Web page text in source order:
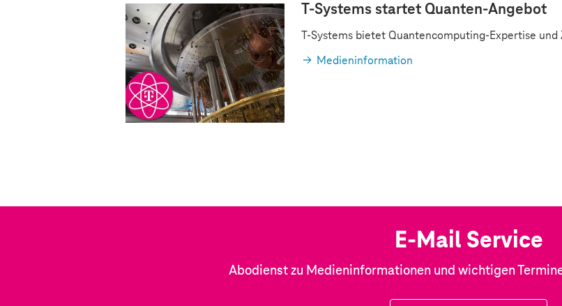
T-Systems startet Quanten-Angebot
T-Systems bietet Quantencomputing-Expertise und
Medieninformation
E-Mail Service
Abodienst zu Medieninformationen und wichtigen